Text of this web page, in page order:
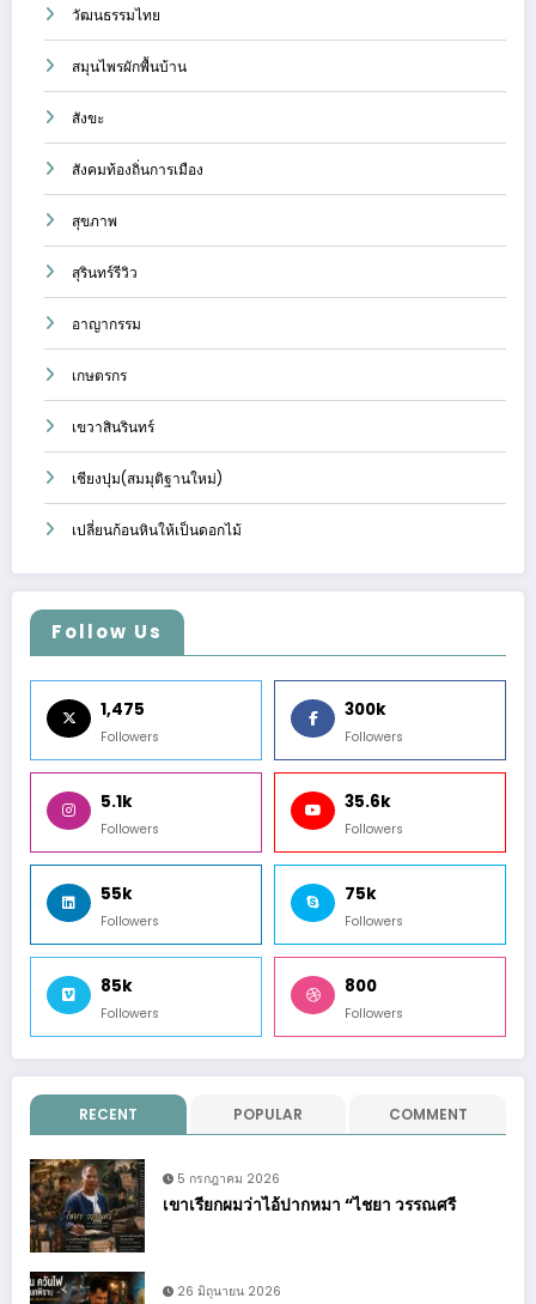
วัฒนธรรมไทย
สมุนไพรผักพื้นบ้าน
สังขะ
สังคมท้องถิ่นการเมือง
สุขภาพ
สุรินทร์รีวิว
อาญากรรม
เกษตรกร
เขวาสินรินทร์
เชียงปุม(สมมุติฐานใหม่)
เปลี่ยนก้อนหินให้เป็นดอกไม้
Follow Us
1,475
Followers
300k
Followers
5.1k
Followers
35.6k
Followers
55k
Followers
75k
Followers
85k
Followers
800
Followers
RECENT POPULAR COMMENT
5 กรกฎาคม 2026
เขาเรียกผมว่าไอ้ปากหมา “ไชยา วรรณศรี
26 มิถุนายน 2026